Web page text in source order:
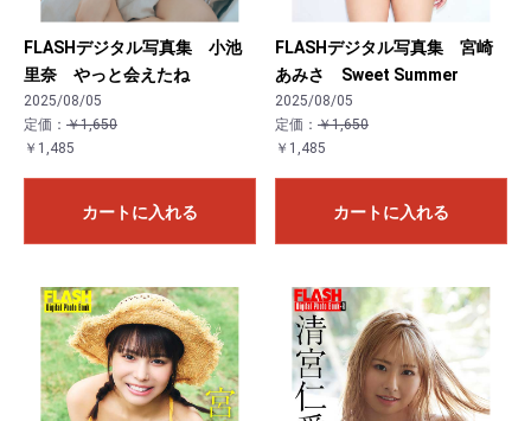
FLASHデジタル写真集 小池
里奈 やっと会えたね
2025/08/05
定価： ￥1,650
￥1,485
カートに入れる
FLASHデジタル写真集 宮崎
あみさ Sweet Summer
2025/08/05
定価： ￥1,650
￥1,485
カートに入れる